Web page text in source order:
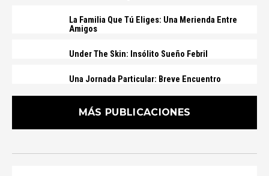
La Familia Que Tú Eliges: Una Merienda Entre
Amigos
Under The Skin: Insólito Sueño Febril
Una Jornada Particular: Breve Encuentro
MÁS PUBLICACIONES